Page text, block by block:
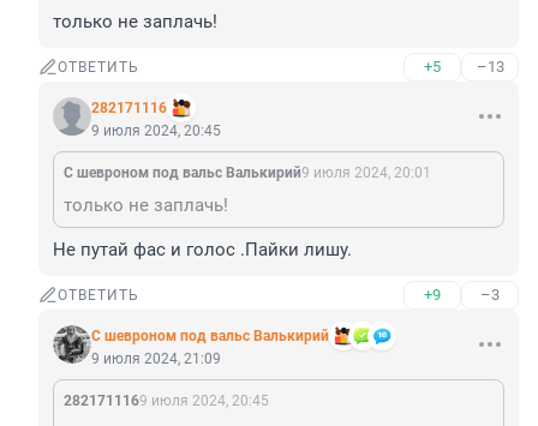
только не заплачь!
ОТВЕТИТЬ +5 –13
282171116
9 июля 2024, 20:45
С шевроном под вальс Валькирий9 июля 2024, 20:01
только не заплачь!
Не путай фас и голос .Пайки лишу.
ОТВЕТИТЬ +9 –3
С шевроном под вальс Валькирий
9 июля 2024, 21:09
2821711169 июля 2024, 20:45